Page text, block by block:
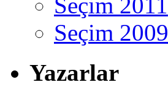
Seçim 2009
Yazarlar